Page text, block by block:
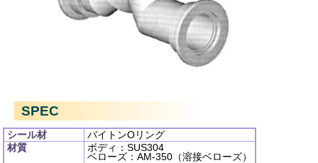
SPEC
シール材
バイトンOリング
材質
ボディ：SUS304
ベローズ：AM-350（溶接ベローズ）